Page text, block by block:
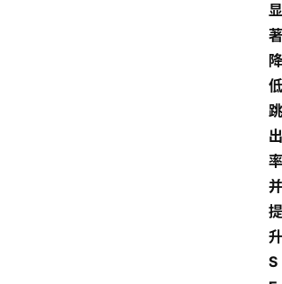
显
著
降
低
跳
出
率
并
提
升
S